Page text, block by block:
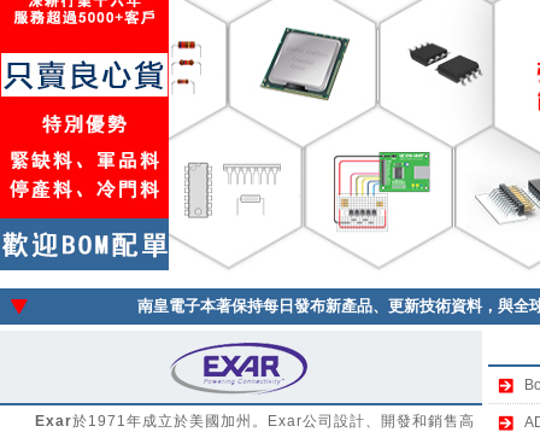
南皇電子本著保持每日發布新產品、更新技術資料，與全
Exar於1971年成立於美國加州。Exar公司設計、開發和銷售高